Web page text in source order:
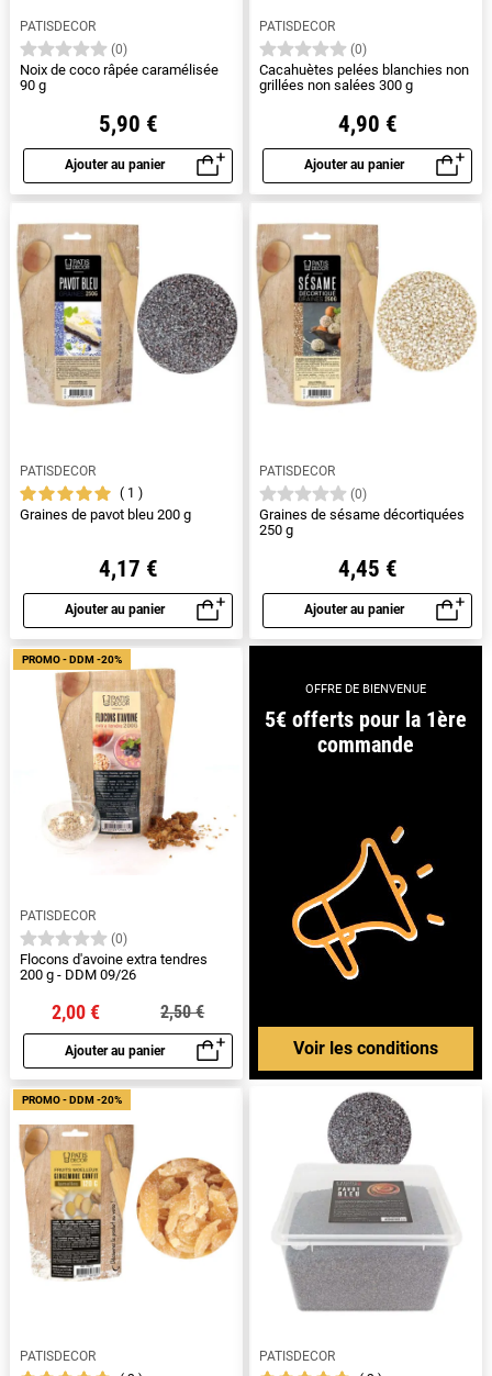
PATISDECOR
(0)
Noix de coco râpée caramélisée
90 g
5,90 €
Ajouter au panier
Aperçu rapide
PATISDECOR
(0)
Cacahuètes pelées blanchies non
grillées non salées 300 g
4,90 €
Ajouter au panier
Aperçu rapide
PATISDECOR
1
Graines de pavot bleu 200 g
4,17 €
Ajouter au panier
Aperçu rapide
PATISDECOR
(0)
Graines de sésame décortiquées
250 g
4,45 €
Ajouter au panier
Aperçu rapide
PATISDECOR
(0)
Flocons d'avoine extra tendres
200 g - DDM 09/26
2,00 € 2,50 €
Ajouter au panier
Aperçu rapide
PROMO - DDM -20%
OFFRE DE BIENVENUE
5€ offerts pour la 1ère
commande
Voir les conditions
PATISDECOR
PROMO - DDM -20%
PATISDECOR